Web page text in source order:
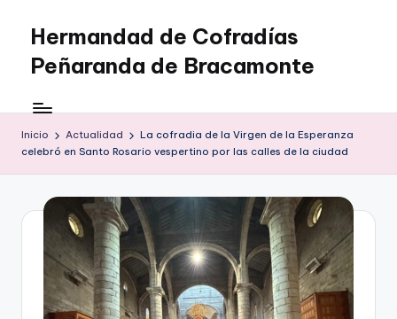
Saltar
contenido
Hermandad de Cofradías
Peñaranda de Bracamonte
Inicio Actualidad
La cofradia de la Virgen de la Esperanza
celebró en Santo Rosario vespertino por las calles de la ciudad